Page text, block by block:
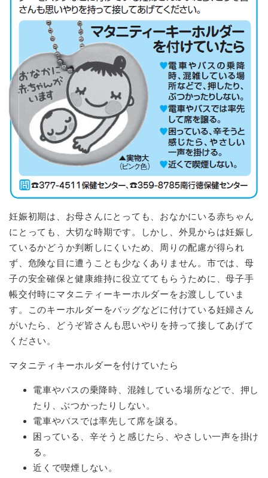
妊娠初期は、お母さんにとっても、おなかにいる赤ちゃん
にとっても、大切な時期です。しかし、外見からは妊娠し
ているかどうか判断しにくいため、周りの配慮が得られ
ず、危険な目に遭うことも少なくありません。市では、母
子の安全確保と健康維持に役立ててもらうために、母子手
帳交付時にマタニティーキーホルダーをお渡ししていま
す。このキーホルダーをバッグなどに付けている妊婦さん
がいたら、どうぞ皆さんも思いやりを持って接してあげて
ください。
マタニティキーホルダーを付けていたら
電車やバスの乗降時、混雑している場所などで、押し
たり、ぶつかったりしない。
電車やバスでは率先して席を譲る。
困っている、辛そうと感じたら、やさしい一声を掛け
る。
近くで喫煙しない。